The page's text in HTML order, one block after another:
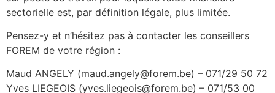
sectorielle est, par définition légale, plus limitée.
Pensez-y et n’hésitez pas à contacter les conseillers
FOREM de votre région :
Maud ANGELY (maud.angely@forem.be) – 071/29 50 72
Yves LIEGEOIS (yves.liegeois@forem.be) – 071/53 00